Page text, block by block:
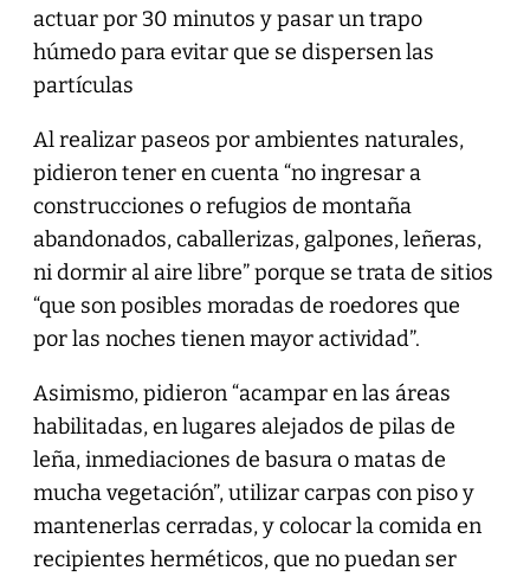
actuar por 30 minutos y pasar un trapo
húmedo para evitar que se dispersen las
partículas
Al realizar paseos por ambientes naturales,
pidieron tener en cuenta “no ingresar a
construcciones o refugios de montaña
abandonados, caballerizas, galpones, leñeras,
ni dormir al aire libre” porque se trata de sitios
“que son posibles moradas de roedores que
por las noches tienen mayor actividad”.
Asimismo, pidieron “acampar en las áreas
habilitadas, en lugares alejados de pilas de
leña, inmediaciones de basura o matas de
mucha vegetación”, utilizar carpas con piso y
mantenerlas cerradas, y colocar la comida en
recipientes herméticos, que no puedan ser